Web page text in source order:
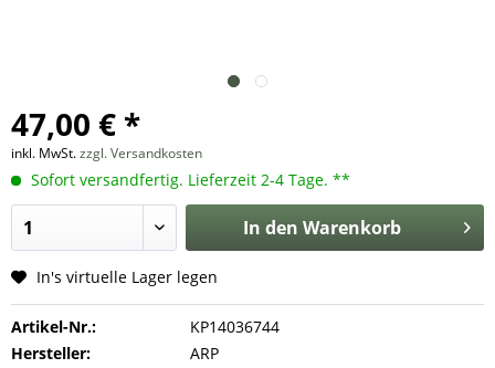
47,00 € *
inkl. MwSt.zzgl. Versandkosten
Sofort versandfertig. Lieferzeit 2-4 Tage. **
In den Warenkorb
In's virtuelle Lager legen
Artikel-Nr.:
KP14036744
Hersteller:
ARP